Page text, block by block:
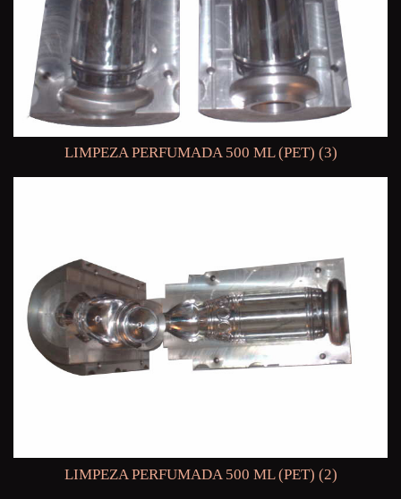
LIMPEZA PERFUMADA 500 ML (PET) (3)
LIMPEZA PERFUMADA 500 ML (PET) (2)